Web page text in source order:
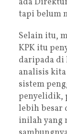
tapi belum
Selain itu,
KPK itu
daripada di
analisis
sistem
penyelidik,
lebih besar
inilah yang